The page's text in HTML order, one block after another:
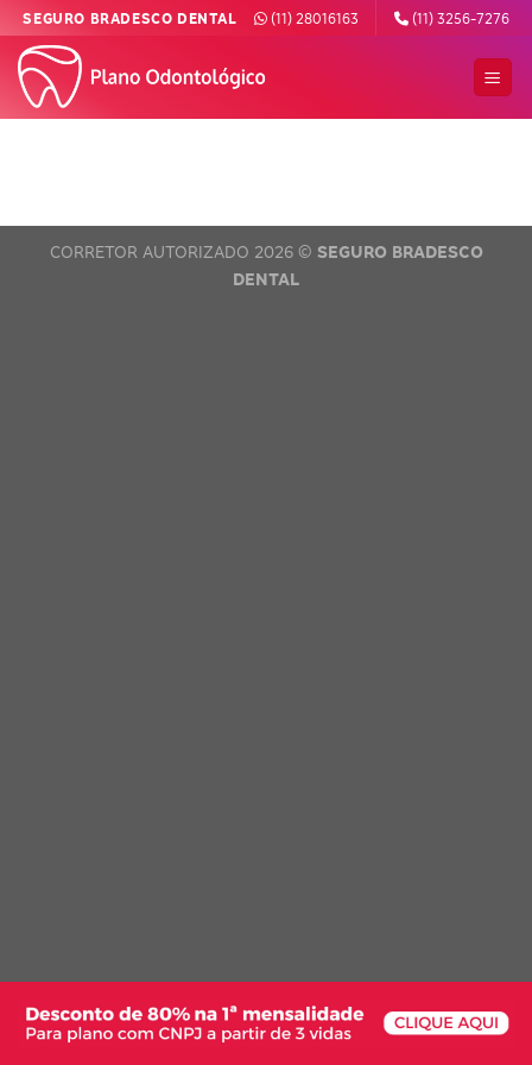
Skip
content
SEGURO BRADESCO DENTAL (11) 28016163 (11) 3256-7276
CORRETOR AUTORIZADO 2026 © SEGURO BRADESCO
DENTAL